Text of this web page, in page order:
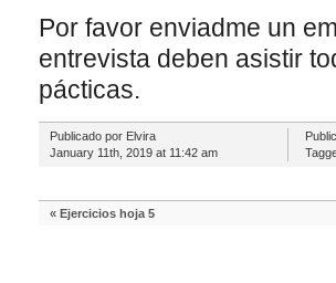
Por favor enviadme un
entrevista deben asistir
pácticas.
Publicado por Elvira
January 11th, 2019 at 11:42 am
« Ejercicios hoja 5